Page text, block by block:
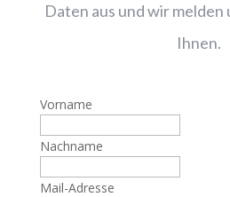
Daten aus und wir melden
Ihnen.
Vorname
Nachname
Mail-Adresse